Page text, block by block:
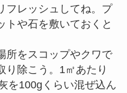
フレッシュしてね。プ
トや石を敷いておくと
所をスコップやクワで
り除こう。1㎡あたり
を100gくらい混ぜ込ん